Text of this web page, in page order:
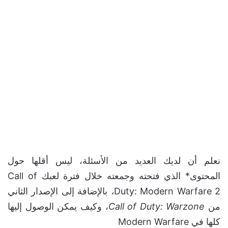
نعلم أن لديك العديد من الأسئلة، ليس أقلها حول
المحتوى* الذي فتحته وجمعته خلال فترة لعبك Call of
Duty: Modern Warfare 2، بالإضافة إلى الإصدار الثاني
من Call of Duty: Warzone، وكيف يمكن الوصول إليها
كلها في Modern Warfare